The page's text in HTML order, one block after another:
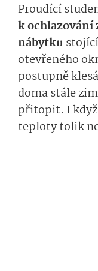
Proudící
k
nábytku
otevřeného
postupně
doma stále
přitopit. I
teploty tolik